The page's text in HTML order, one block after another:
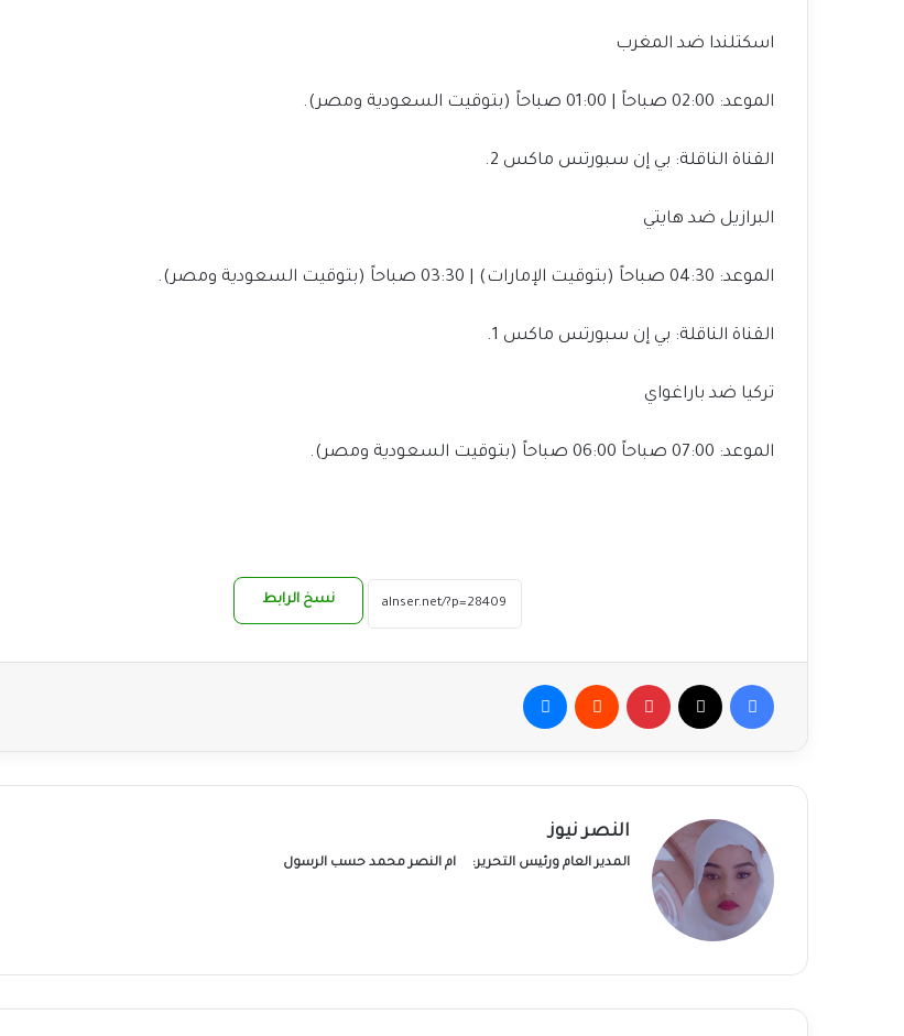
اسكتلندا ضد المغرب
الموعد: 02:00 صباحاً | 01:00 صباحاً (بتوقيت السعودية ومصر).
القناة الناقلة: بي إن سبورتس ماكس 2.
البرازيل ضد هايتي
الموعد: 04:30 صباحاً (بتوقيت الإمارات) | 03:30 صباحاً (بتوقيت السعودية ومصر).
القناة الناقلة: بي إن سبورتس ماكس 1.
تركيا ضد باراغواي
الموعد: 07:00 صباحاً 06:00 صباحاً (بتوقيت السعودية ومصر).
نسخ الرابط
فيسبوك بينتيريست
النصر نيوز
المدير العام ورئيس التحرير: ام النصر محمد حسب الرسول